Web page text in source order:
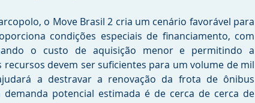
o Move Brasil 2 cria um cenário favorável para
condições especiais de financiamento, com
o custo de aquisição menor e permitindo a
recursos devem ser suficientes para um volume de mil
a destravar a renovação da frota de ônibus
potencial estimada é de cerca de cerca de